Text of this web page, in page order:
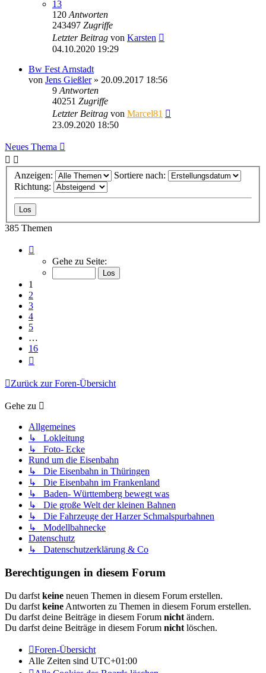
13
120 Antworten
243497 Zugriffe
Letzter Beitrag von Karsten
04.10.2020 19:29
Bw Fest Arnstadt
von Jens Gießler» 20.09.2017 18:56
9 Antworten
40251 Zugriffe
Letzter Beitrag von Marcel81
23.09.2020 18:50
Neues Thema
Anzeigen:
Sortiere nach:
Richtung:
385 Themen
von
Gehe zu Seite:
1
2
3
4
5
…
16
Zurück zur Foren-Übersicht
Gehe zu
Allgemeines
↳ Lokleitung
↳ Foto- Ecke
Rund um die Eisenbahn
↳ Die Eisenbahn in Thüringen
↳ Die Eisenbahn im Frankenland
↳ Baden- Württemberg bewegt was
↳ Die große Welt der kleinen Bahnen
↳ Die Fahrzeuge der Harzer Schmalspurbahnen
↳ Modellbahnecke
Datenschutz
↳ Datenschutzerklärung & Co
Berechtigungen in diesem Forum
Du darfst keine neuen Themen in diesem Forum erstellen.
Du darfst keine Antworten zu Themen in diesem Forum erstellen.
Du darfst deine Beiträge in diesem Forum nicht ändern.
Du darfst deine Beiträge in diesem Forum nicht löschen.
Foren-Übersicht
Alle Zeiten sind UTC+01:00